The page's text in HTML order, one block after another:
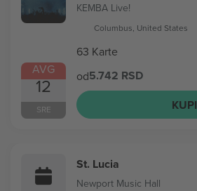
AVG
12
SRE
KEMBA Live!
Columbus, United States
63 Karte
od5.742 RSD
KUPI
St. Lucia
Newport Music Hall